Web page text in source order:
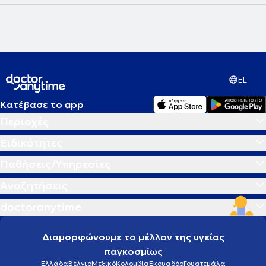
EL
Κατέβασε το app
Διαμορφώνουμε το μέλλον της υγείας
παγκοσμίως
ΕλλάδαΒέλγιοΜεξικόΚολομβίαΕκουαδόρΓουατεμάλα